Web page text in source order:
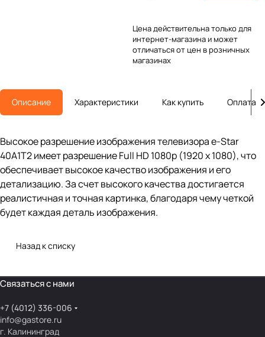
Цена действительна только для
интернет-магазина и может
отличаться от цен в розничных
магазинах
Описание Характеристики Как купить Оплата
Высокое разрешение изображения телевизора e-Star
40A1T2 имеет разрешение Full HD 1080p (1920 x 1080), что
обеспечивает высокое качество изображения и его
детализацию. За счет высокого качества достигается
реалистичная и точная картинка, благодаря чему четкой
будет каждая деталь изображения.
Назад к списку
Связаться с нами
+7 (4012) 336-006
info@gastore.ru
г. Калининград